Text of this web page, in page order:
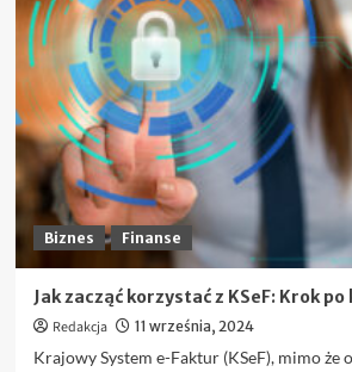
FOMO
i
panika
na
giełdzie
–
jak
dać
się
ponieść
emocjom?
Biznes Finanse
Jak zacząć korzystać z KSeF: Krok po
Redakcja 11 września, 2024
Krajowy System e-Faktur (KSeF), mimo że